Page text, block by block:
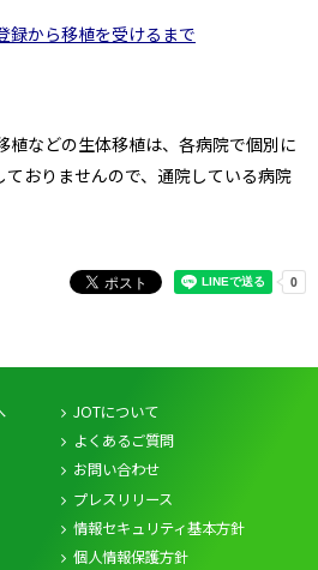
録から移植を受けるまで
植などの生体移植は、各病院で個別に
おりませんので、通院している病院
JOTについて
よくあるご質問
お問い合わせ
プレスリリース
情報セキュリティ基本方針
個人情報保護方針